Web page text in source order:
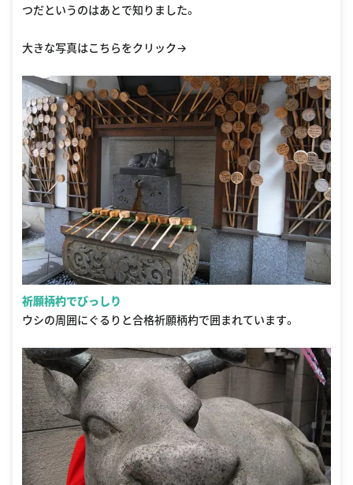
つだというのはあとで知りました。
大きな写真はこちらをクリック→
祈願柄杓でびっしり
ウシの周囲にぐるりと合格祈願柄杓で囲まれています。